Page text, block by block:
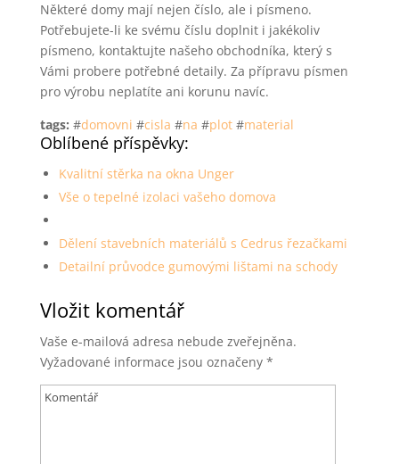
Některé domy mají nejen číslo, ale i písmeno.
Potřebujete-li ke svému číslu doplnit i jakékoliv
písmeno, kontaktujte našeho obchodníka, který s
Vámi probere potřebné detaily. Za přípravu písmen
pro výrobu neplatíte ani korunu navíc.
tags: #domovni #cisla #na #plot#material
Oblíbené příspěvky:
Kvalitní stěrka na okna Unger
Vše o tepelné izolaci vašeho domova
Dělení stavebních materiálů s Cedrus řezačkami
Detailní průvodce gumovými lištami na schody
Vložit komentář
Vaše e-mailová adresa nebude zveřejněna.
Vyžadované informace jsou označeny *